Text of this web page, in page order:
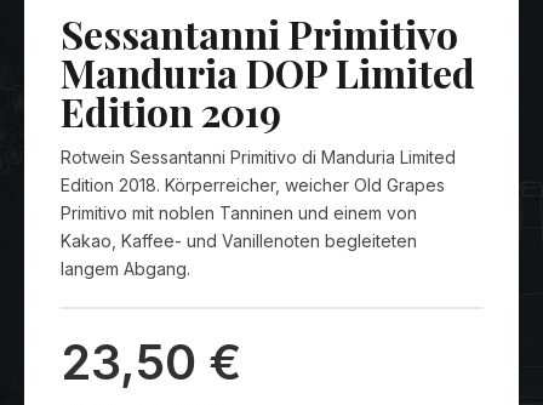
Sessantanni Primitivo
Manduria DOP Limited
Edition 2019
Rotwein Sessantanni Primitivo di Manduria Limited
Edition 2018. Körperreicher, weicher Old Grapes
Primitivo mit noblen Tanninen und einem von
Kakao, Kaffee- und Vanillenoten begleiteten
langem Abgang.
23,50 €